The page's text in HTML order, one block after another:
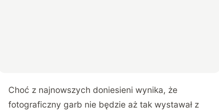
Choć z najnowszych doniesieni wynika, że
fotograficzny garb nie będzie aż tak wystawał z